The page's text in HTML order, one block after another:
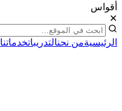
أقواس
✕
الرئيسيةمن نحنالتدريباتخدماتنا